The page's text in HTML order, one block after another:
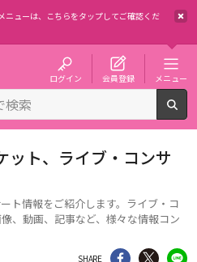
ューは、
こちらをタップしてご確認くだ
ログイン 会員登録 メニュー
ット、ライブ・コンサ
ト情報をご紹介します。ライブ・コ
、動画、記事など、様々な情報コン
SHARE シェア Twitter